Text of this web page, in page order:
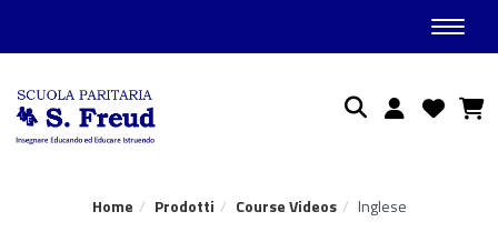
Ricerca
Home Prodotti Course Videos Inglese